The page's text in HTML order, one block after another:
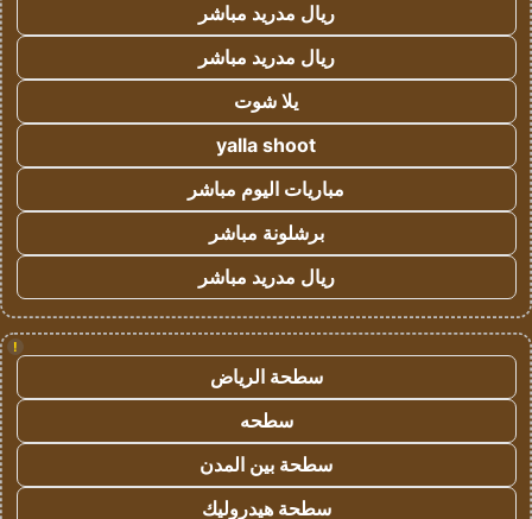
ريال مدريد مباشر
ريال مدريد مباشر
يلا شوت
yalla shoot
مباريات اليوم مباشر
برشلونة مباشر
ريال مدريد مباشر
!
سطحة الرياض
سطحه
سطحة بين المدن
سطحة هيدروليك